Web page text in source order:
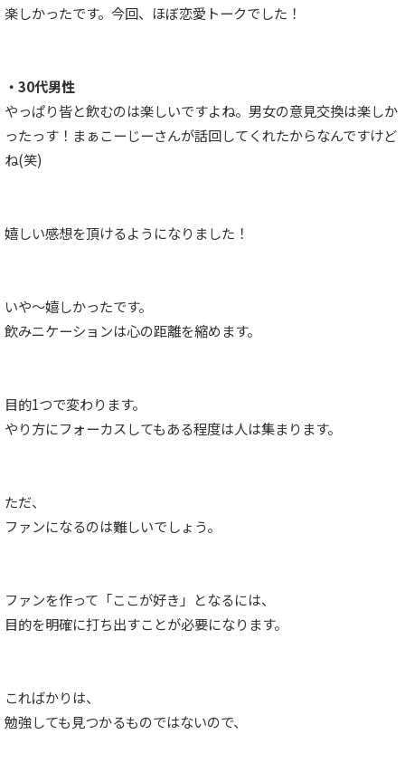
楽しかったです。今回、ほぼ恋愛トークでした！
・30代男性
やっぱり皆と飲むのは楽しいですよね。男女の意見交換は楽しか
ったっす！まぁこーじーさんが話回してくれたからなんですけど
ね(笑)
嬉しい感想を頂けるようになりました！
いや〜嬉しかったです。
飲みニケーションは心の距離を縮めます。
目的1つで変わります。
やり方にフォーカスしてもある程度は人は集まります。
ただ、
ファンになるのは難しいでしょう。
ファンを作って「ここが好き」となるには、
目的を明確に打ち出すことが必要になります。
こればかりは、
勉強しても見つかるものではないので、